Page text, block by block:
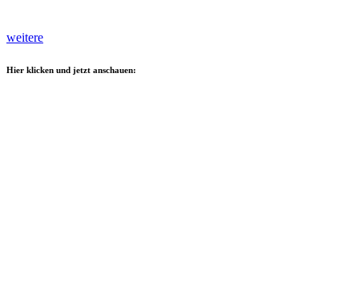
weitere
Hier klicken und jetzt anschauen: